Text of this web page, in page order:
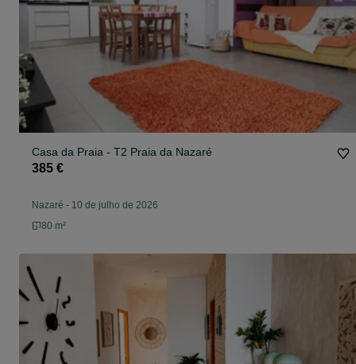
Casa da Praia - T2 Praia da Nazaré
385 €
Nazaré - 10 de julho de 2026
80 m²